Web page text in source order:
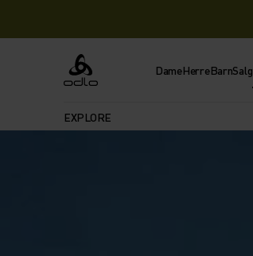
Odlo DameHerreBarnSalg
EXPLORE